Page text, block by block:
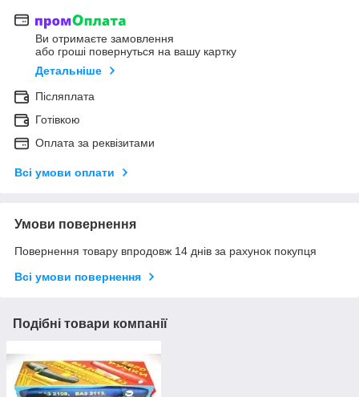
Ви отримаєте замовлення
або гроші повернуться на вашу картку
Детальніше
Післяплата
Готівкою
Оплата за реквізитами
Всі умови оплати
Умови повернення
Повернення товару впродовж 14 днів за рахунок покупця
Всі умови повернення
Подібні товари компанії